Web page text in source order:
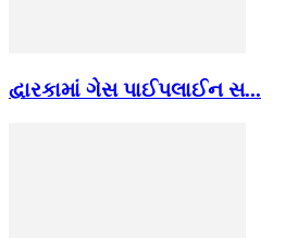
દ્વારકામાં ગેસ પાઈપલાઈન સ...